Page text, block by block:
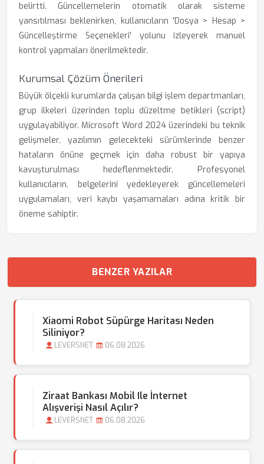
belirtti. Güncellemelerin otomatik olarak sisteme
yansıtılması beklenirken, kullanıcıların 'Dosya > Hesap >
Güncelleştirme Seçenekleri' yolunu izleyerek manuel
kontrol yapmaları önerilmektedir.
Kurumsal Çözüm Önerileri
Büyük ölçekli kurumlarda çalışan bilgi işlem departmanları,
grup ilkeleri üzerinden toplu düzeltme betikleri (script)
uygulayabiliyor. Microsoft Word 2024 üzerindeki bu teknik
gelişmeler, yazılımın gelecekteki sürümlerinde benzer
hataların önüne geçmek için daha robust bir yapıya
kavuşturulması hedeflenmektedir. Profesyonel
kullanıcıların, belgelerini yedekleyerek güncellemeleri
uygulamaları, veri kaybı yaşamamaları adına kritik bir
öneme sahiptir.
BENZER YAZILAR
Xiaomi Robot Süpürge Haritası Neden
Siliniyor?
LEVERSNET 06.08.2026
Ziraat Bankası Mobil Ile İnternet
Alışverişi Nasıl Açılır?
LEVERSNET 06.08.2026